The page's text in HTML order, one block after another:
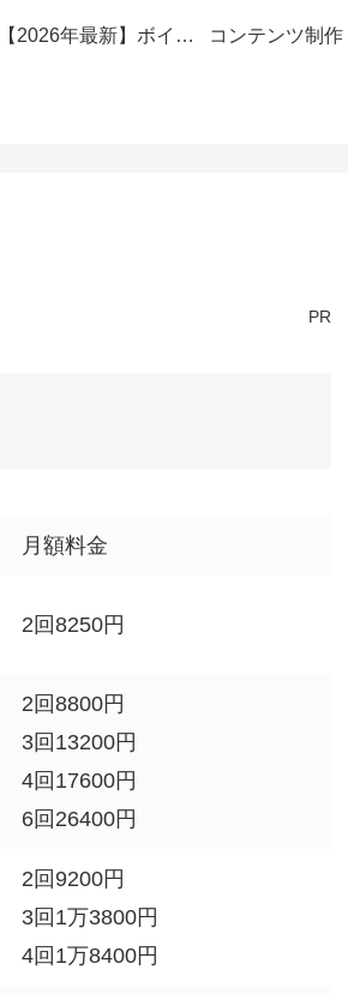
【2026年最新】ボイトレ教室安くておすすめ10選！
PR
月額料金
2回8250円
2回8800円
3回13200円
4回17600円
6回26400円
2回9200円
3回1万3800円
4回1万8400円